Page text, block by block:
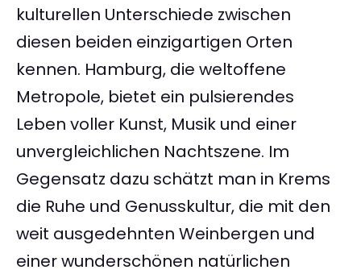
kulturellen Unterschiede zwischen
diesen beiden einzigartigen Orten
kennen. Hamburg, die weltoffene
Metropole, bietet ein pulsierendes
Leben voller Kunst, Musik und einer
unvergleichlichen Nachtszene. Im
Gegensatz dazu schätzt man in Krems
die Ruhe und Genusskultur, die mit den
weit ausgedehnten Weinbergen und
einer wunderschönen natürlichen